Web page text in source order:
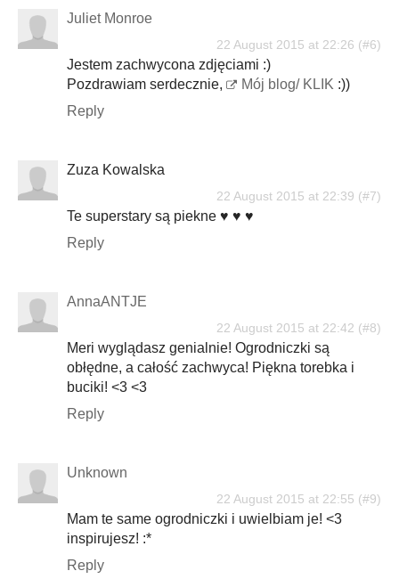
Juliet Monroe
22 August 2015 at 22:26
Jestem zachwycona zdjęciami :)
Pozdrawiam serdecznie,
Mój blog/ KLIK :))
Reply
Zuza Kowalska
22 August 2015 at 22:39
Te superstary są piekne ♥ ♥ ♥
Reply
AnnaANTJE
22 August 2015 at 22:42
Meri wyglądasz genialnie! Ogrodniczki są
obłędne, a całość zachwyca! Piękna torebka i
buciki! <3 <3
Reply
Unknown
22 August 2015 at 22:55
Mam te same ogrodniczki i uwielbiam je! <3
inspirujesz! :*
Reply